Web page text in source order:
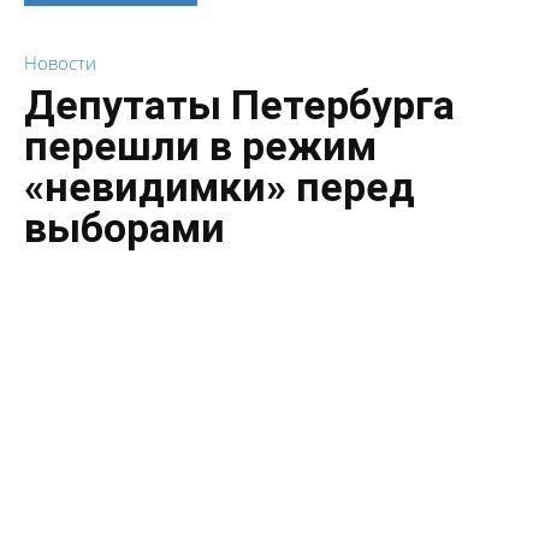
Новости
Депутаты Петербурга
перешли в режим
«невидимки» перед
выборами